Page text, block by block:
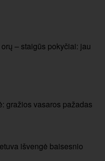
– staigūs pokyčiai: jau
gražios vasaros pažadas
išvengė baisesnio